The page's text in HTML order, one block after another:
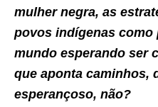
mulher negra, as
povos indígenas como
mundo esperando ser
que aponta caminhos,
esperançoso, não?